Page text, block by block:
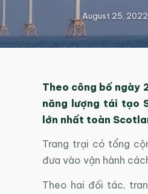
August 25, 2022
Theo công bố ngày
năng lượng tái tạo
lớn nhất toàn
Trang trại có tổng
đưa vào vận hành
Theo hai đối tác,